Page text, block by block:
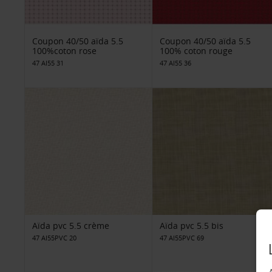
Coupon 40/50 aïda 5.5
100%coton rose
47 AI55 31
Coupon 40/50 aïda 5.5
100% coton rouge
47 AI55 36
Aïda pvc 5.5 crème
47 AI55PVC 20
Aïda pvc 5.5 bis
47 AI55PVC 69